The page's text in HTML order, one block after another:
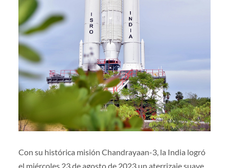
Con su histórica misión Chandrayaan-3, la India logró
el miércoles 23 de agosto de 2023 un aterrizaje suave